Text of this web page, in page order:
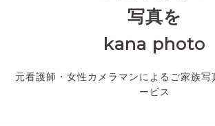
写真を
kana photo
元看護師・女性カメラマンによるご家族写
ービス